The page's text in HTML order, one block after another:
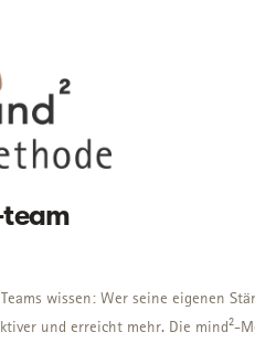
wissen: Wer seine eigenen
und erreicht mehr. Die mind²-